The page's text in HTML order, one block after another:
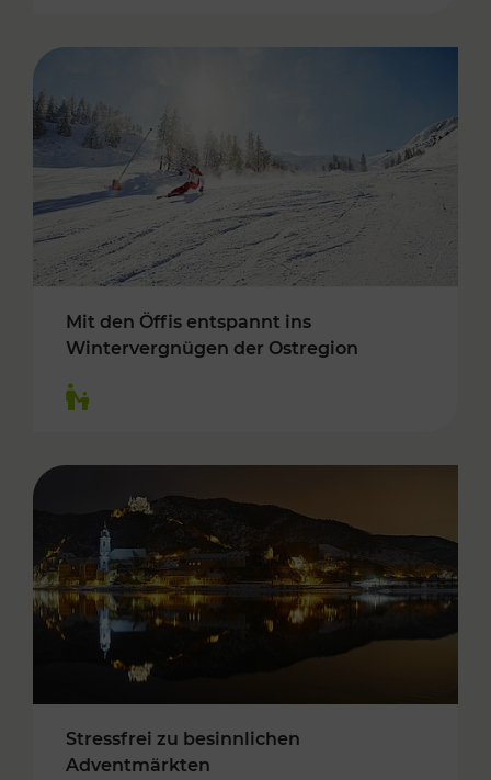
Mit den Öffis entspannt ins
Wintervergnügen der Ostregion
Stressfrei zu besinnlichen
Adventmärkten